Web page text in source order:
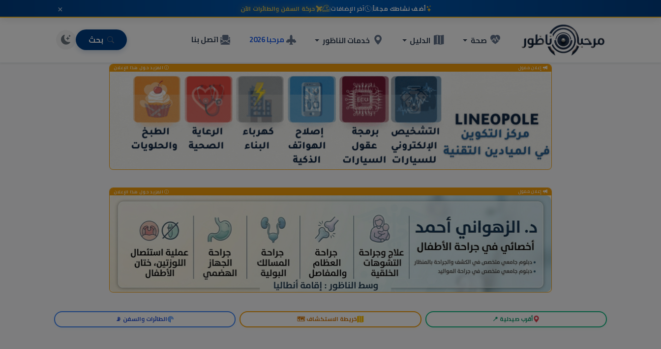
أضف نشاطك مجاناً| آخر الإضافات| حركة السفن والطائرات الآن ×
صحة الدليل خدمات الناظور مرحبا 2026 اتصل بنا بحث
إعلان ممول المزيد حول هذا الإعلان
إعلان ممول المزيد حول هذا الإعلان
أقرب صيدلية 📍 خريطة الاستكشاف 🗺️ الطائرات والسفن 📡